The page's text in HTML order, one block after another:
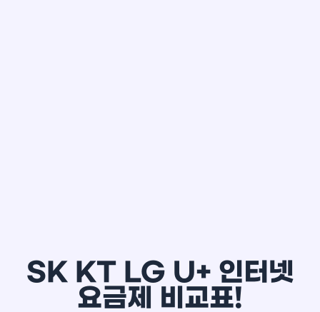
SK KT LG U+ 인터넷
요금제 비교표!